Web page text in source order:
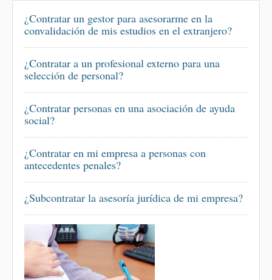
¿Contratar un gestor para asesorarme en la
convalidación de mis estudios en el extranjero?
¿Contratar a un profesional externo para una
selección de personal?
¿Contratar personas en una asociación de ayuda
social?
¿Contratar en mi empresa a personas con
antecedentes penales?
¿Subcontratar la asesoría jurídica de mi empresa?